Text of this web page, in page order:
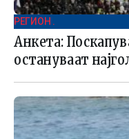
РЕГИОН .
Анкета:
остануваат